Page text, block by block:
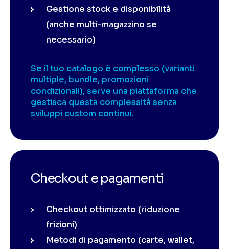
Gestione stock e disponibilità
(anche multi-magazzino se
necessario)
Se il tuo catalogo è complesso (varianti
multiple, bundle, promozioni
condizionali), serve una piattaforma che
gestisca questa complessità senza
sviluppi custom continui.
Checkout e pagamenti
Checkout ottimizzato (riduzione
frizioni)
Metodi di pagamento (carte, wallet,